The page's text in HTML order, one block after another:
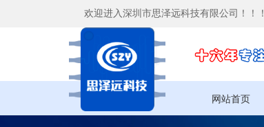
欢迎进入深圳市思泽远科技有限公司！！！
网站首页